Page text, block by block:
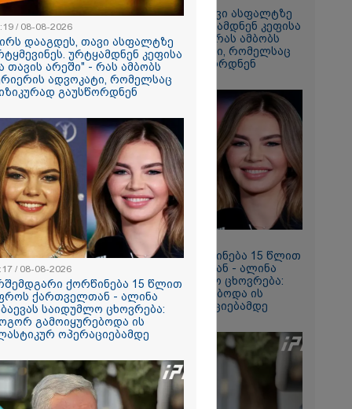
ვარ..
გაიცანით
ქართულ
ბიჭი
როგორ
და
ფარული
აქამდე
- რა
"ძირს დააგდეს, თავი ასფალტზე
არტყმევინეს. ურტყამდნენ კეფისა
და თავის არეში" - რას ამბობს
კურიერის ადვოკატი, რომელსაც
ფიზიკურად გაუსწორდნენ
11:17 / 08-08-2026
არშემდგარი ქორწინება 15 წლით
უფროს ქართველთან - ალინა
კაბაევას საიდუმლო ცხოვრება:
როგორ გამოიყურებოდა ის
პლასტიკურ ოპერაციებამდე
/ 08-08-2026
დააგდეს, თავი ასფალტზე
ურტყამდნენ კეფისა
თავის არეში" - რას ამბობს
ადვოკატი, რომელსაც
გაუსწორდნენ
/ 08-08-2026
ქორწინება 15 წლით
ქართველთან - ალინა
საიდუმლო ცხოვრება:
გამოიყურებოდა ის
ოპერაციებამდე